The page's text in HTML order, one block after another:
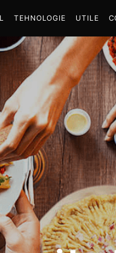
TEHNOLOGIE UTILE